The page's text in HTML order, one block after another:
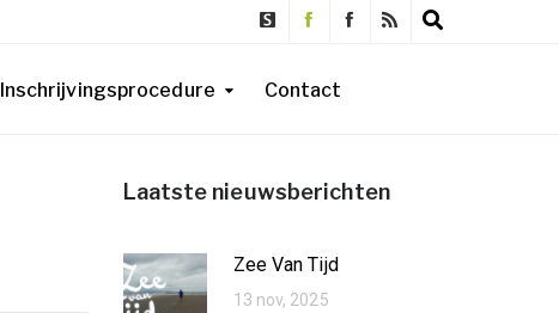
Inschrijvingsprocedure Contact
Laatste nieuwsberichten
Zee Van Tijd
13 nov, 2025